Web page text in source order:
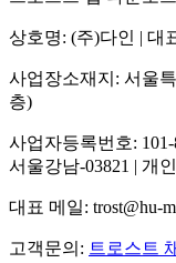
상호명: (주)다인 | 대
사업장소재지: 서울
층)
사업자등록번호:
서울강남-03821 | 개
대표 메일: trost@hu-
고객문의: 트로스트